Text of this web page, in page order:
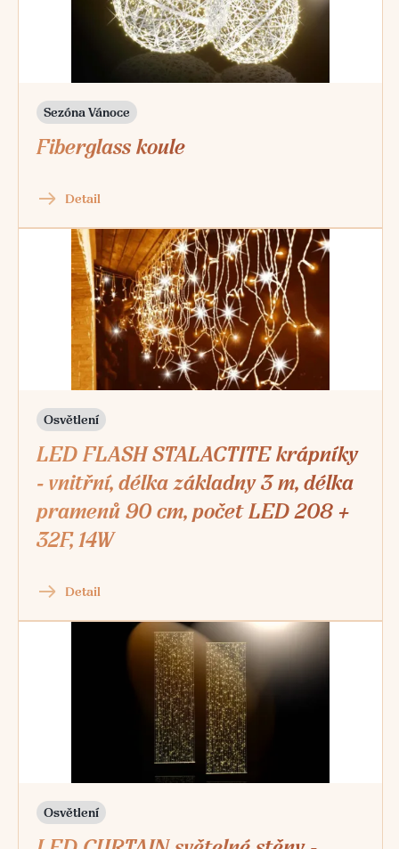
Sezóna Vánoce
Fiberglass koule
Detail
Osvětlení
LED FLASH STALACTITE krápníky
- vnitřní, délka základny 3 m, délka
pramenů 90 cm, počet LED 208 +
32F, 14W
Detail
Osvětlení